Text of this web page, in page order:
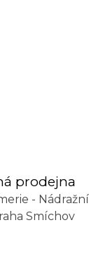
prodejna
- Nádražní
Smíchov